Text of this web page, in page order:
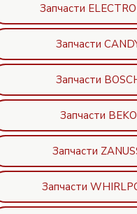
Запчасти
Запчасти
Запчасти
Запчасти BEKO
Запчасти
Запчасти